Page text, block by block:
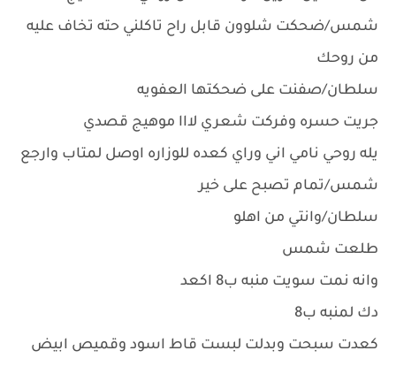
شمس/ضحكت شلوون قابل راح تاكلني حته تخاف عليه
من روحك
سلطان/صفنت على ضحكتها العفويه
جريت حسره وفركت شعري لااا موهيج قصدي
يله روحي نامي اني وراي كعده للوزاره اوصل لمتاب وارجع
شمس/تمام تصبح على خير
سلطان/وانتي من اهلو
طلعت شمس
وانه نمت سويت منبه ب8 اكعد
دك لمنبه ب8
كعدت سبحت وبدلت لبست قاط اسود وقميص ابيض